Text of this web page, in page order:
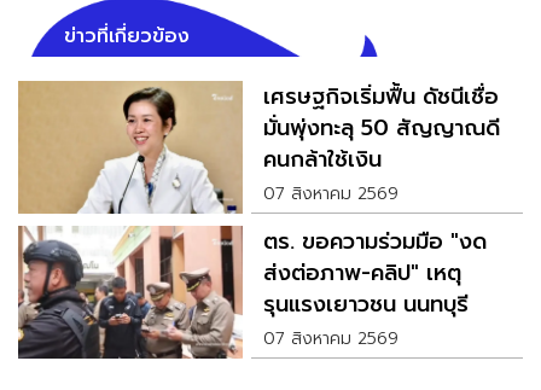
ข่าวที่เกี่ยวข้อง
เศรษฐกิจเริ่มฟื้น ดัชนีเชื่อ
มั่นพุ่งทะลุ 50 สัญญาณดี
คนกล้าใช้เงิน
07 สิงหาคม 2569
ตร. ขอความร่วมมือ "งด
ส่งต่อภาพ-คลิป" เหตุ
รุนแรงเยาวชน นนทบุรี
07 สิงหาคม 2569